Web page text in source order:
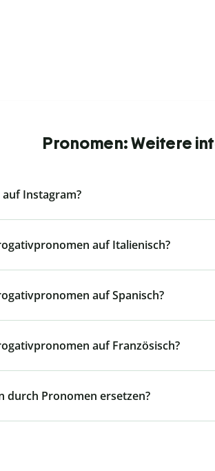
Pronomen: Weitere
Instagram?
auf Italienisch?
auf Spanisch?
auf Französisch?
durch Pronomen ersetzen?